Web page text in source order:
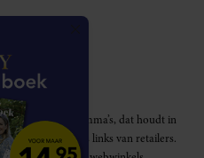
programma’s, dat houdt in
middels links van retailers.